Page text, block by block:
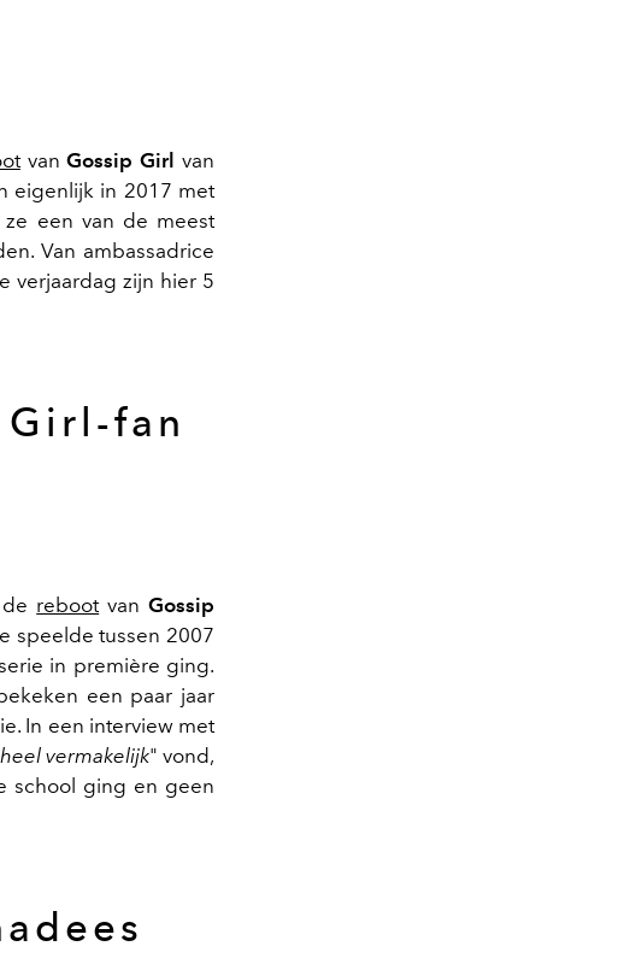
vanGossip Girl van
eigenlijk in 2017 met
ze een van de meest
Van ambassadrice
verjaardag zijn hier 5
Girl-fan
rebootvanGossip
speelde tussen 2007
in première ging.
een paar jaar
In een interview met
heel vermakelijk" vond,
school ging en geen